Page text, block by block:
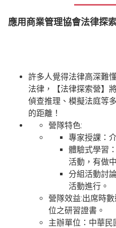
應用商業管理協會法律探
許多人覺得法律高深難
法律，【法律探索營】
偵查推理、模擬法庭等
的距離！
營隊特色:
專家授課：
體驗式學習
活動，有做
分組活動討
活動進行。
營隊效益:出席時
位之研習證書。
主辦單位：中華